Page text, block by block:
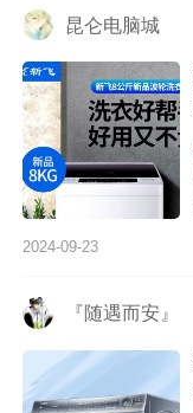
昆仑电脑城
2024-09-23
『随遇而安』